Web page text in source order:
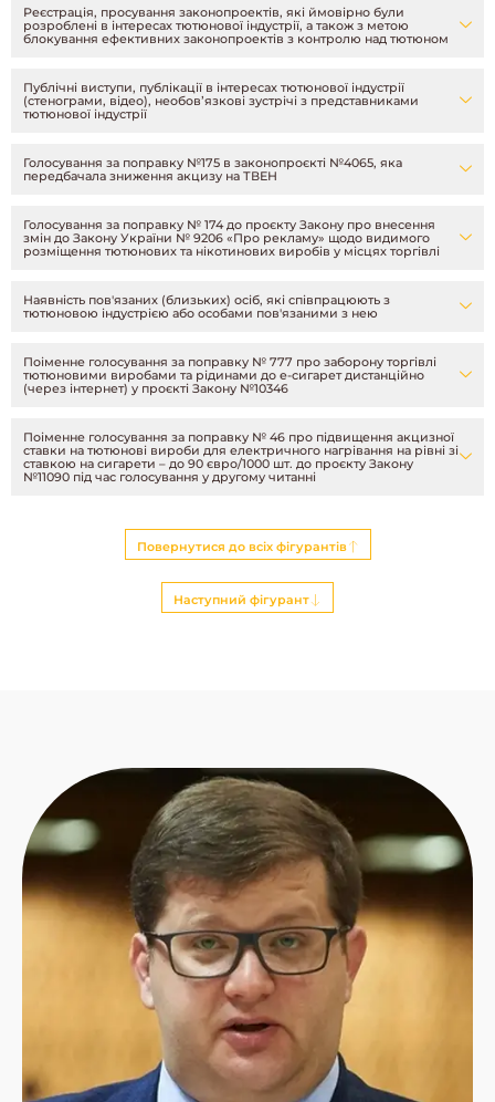
Реєстрація, просування законопроектів, які ймовірно були
розроблені в інтересах тютюнової індустрії, а також з метою
блокування ефективних законопроектів з контролю над тютюном
Публічні виступи, публікації в інтересах тютюнової індустрії
(стенограми, відео), необовʼязкові зустрічі з представниками
тютюнової індустрії
Голосування за поправку №175 в законопроєкті №4065, яка
передбачала зниження акцизу на ТВЕН
Голосування за поправку № 174 до проєкту Закону про внесення
змін до Закону України № 9206 «Про рекламу» щодо видимого
розміщення тютюнових та нікотинових виробів у місцях торгівлі
Наявність пов'язаних (близьких) осіб, які співпрацюють з
тютюновою індустрією або особами пов'язаними з нею
Поіменне голосування за поправку № 777 про заборону торгівлі
тютюновими виробами та рідинами до е-сигарет дистанційно
(через інтернет) у проєкті Закону №10346
Поіменне голосування за поправку № 46 про підвищення акцизної
ставки на тютюнові вироби для електричного нагрівання на рівні зі
ставкою на сигарети – до 90 євро/1000 шт. до проєкту Закону
№11090 під час голосування у другому читанні
Повернутися до всіх фігурантів
Наступний фігурант